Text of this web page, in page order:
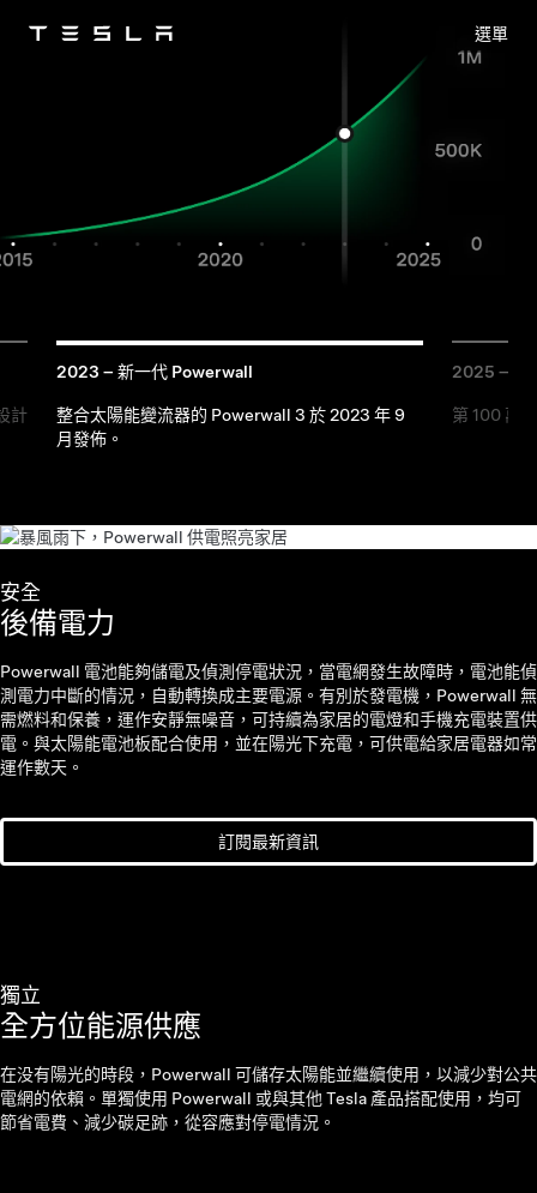
Tesla 選單
計
2023 – 新一代 Powerwall
整合太陽能變流器的 Powerwall 3 於 2023 年 9
月發佈。
2025 –
第 100 萬
Powerwall 電池能夠儲電及偵測停電狀況，當電網發生故障時，電池能偵
測電力中斷的情況，自動轉換成主要電源。有別於發電機，Powerwall 無
需燃料和保養，運作安靜無噪音，可持續為家居的電燈和手機充電裝置供
電。與太陽能電池板配合使用，並在陽光下充電，可供電給家居電器如常
運作數天。
訂閱最新資訊
安全
後備電力
在没有陽光的時段，Powerwall 可儲存太陽能並繼續使用，以減少對公共
電網的依賴。單獨使用 Powerwall 或與其他 Tesla 產品搭配使用，均可
節省電費、減少碳足跡，從容應對停電情況。
獨立
全方位能源供應